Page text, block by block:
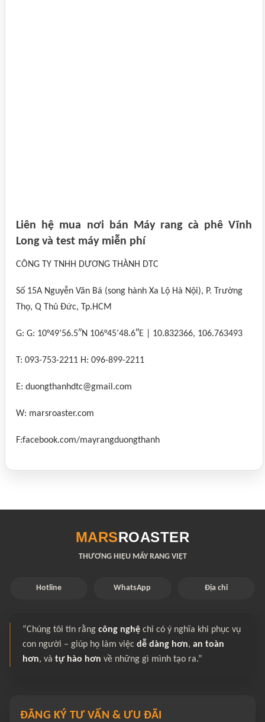
Liên hệ mua nơi bán Máy rang cà phê Vĩnh
Long và test máy miễn phí
CÔNG TY TNHH DƯƠNG THÀNH DTC
Số 15A Nguyễn Văn Bá (song hành Xa Lộ Hà Nội), P. Trường
Thọ, Q Thủ Đức, Tp.HCM
G: G: 10°49’56.5″N 106°45’48.6″E | 10.832366, 106.763493
T: 093-753-2211 H: 096-899-2211
E: duongthanhdtc@gmail.com
W: marsroaster.com
F:facebook.com/mayrangduongthanh
MARSROASTER
THƯƠNG HIỆU MÁY RANG VIỆT
Hotline WhatsApp Địa chỉ
“Chúng tôi tin rằng công nghệ chỉ có ý nghĩa khi phục vụ
con người – giúp họ làm việc dễ dàng hơn, an toàn
hơn, và tự hào hơn về những gì mình tạo ra.”
ĐĂNG KÝ TƯ VẤN & ƯU ĐÃI